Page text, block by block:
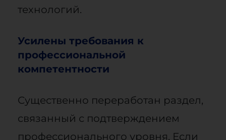
технологий.
Усилены требования к
профессиональной
компетентности
Существенно переработан раздел,
связанный с подтверждением
профессионального уровня. Если